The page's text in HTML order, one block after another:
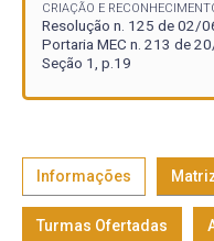
CRIAÇÃO E
Resolução n. 125 de 02/
Portaria MEC n. 213 de
Seção 1, p.19
Informações
Turmas Ofertadas